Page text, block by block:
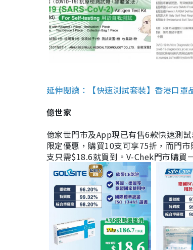
延伸閱讀：【快速測試套裝】香港口
億世家
億家世門市及App現已有售6款快速測
限定優惠，購買10支可享75折，而門
支只需$18.6就買到。V-Chek門市購買